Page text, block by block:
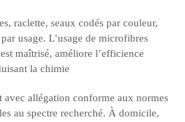
raclette, seaux codés par couleur,
usage. L’usage de microfibres
maîtrisé, améliore l’efficience
la chimie
avec allégation conforme aux normes
au spectre recherché. À domicile,